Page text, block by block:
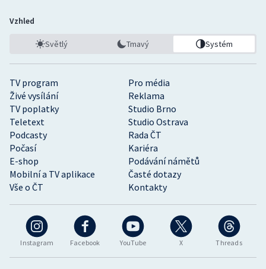
Instagram Facebook YouTube X Threads
TV program
Pro média
Živé vysílání
Reklama
TV poplatky
Studio Brno
Teletext
Studio Ostrava
Podcasty
Rada ČT
Počasí
Kariéra
E-shop
Podávání námětů
Mobilní a TV aplikace
Časté dotazy
Vše o ČT
Kontakty
Vzhled
Světlý Tmavý Systém